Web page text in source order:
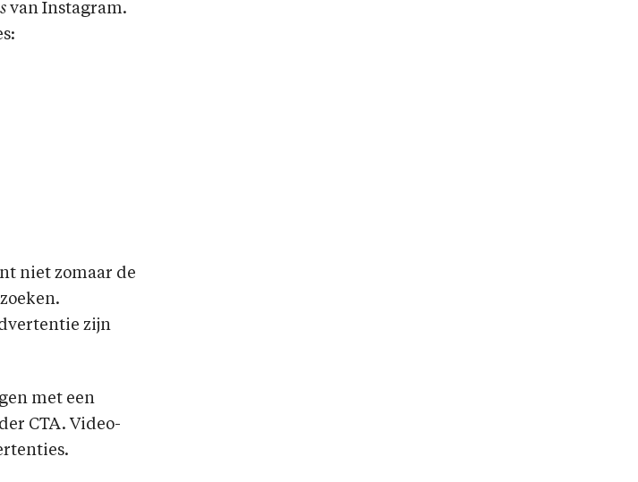
van Instagram.
niet zomaar de
zijn
met een
CTA. Video-